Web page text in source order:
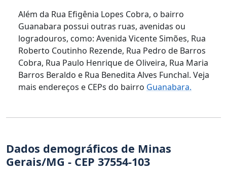
Além da Rua Efigênia Lopes Cobra, o bairro
Guanabara possui outras ruas, avenidas ou
logradouros, como: Avenida Vicente Simões, Rua
Roberto Coutinho Rezende, Rua Pedro de Barros
Cobra, Rua Paulo Henrique de Oliveira, Rua Maria
Barros Beraldo e Rua Benedita Alves Funchal. Veja
mais endereços e CEPs do bairro Guanabara.
Dados demográficos de Minas
Gerais/MG - CEP 37554-103